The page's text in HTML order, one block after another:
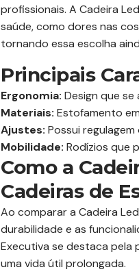
profissionais. A Cadeira
saúde, como dores nas
tornando essa escolha
Principais
Ergonomia: Design que
Materiais: Estofamento
Ajustes: Possui
Mobilidade: Rodízios que
Como a
Cadeiras de
Ao comparar a Cadeira
durabilidade e as
Executiva se destaca pela
uma vida útil prolongada.